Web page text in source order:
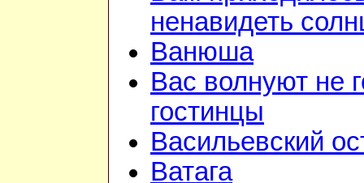
ненавидеть
Ванюша
Вас волнуют не
гостинцы
Васильевский
Ватага